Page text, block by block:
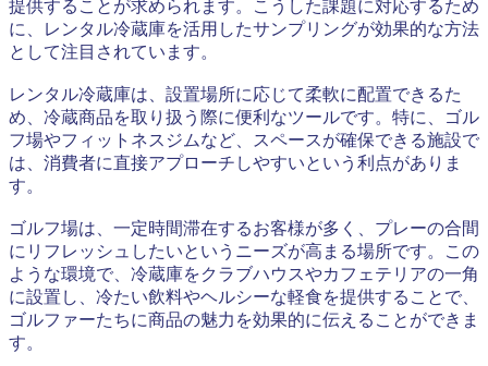
提供することが求められます。こうした課題に対応するため
に、レンタル冷蔵庫を活用したサンプリングが効果的な方法
として注目されています。
レンタル冷蔵庫は、設置場所に応じて柔軟に配置できるた
め、冷蔵商品を取り扱う際に便利なツールです。特に、ゴル
フ場やフィットネスジムなど、スペースが確保できる施設で
は、消費者に直接アプローチしやすいという利点がありま
す。
ゴルフ場は、一定時間滞在するお客様が多く、プレーの合間
にリフレッシュしたいというニーズが高まる場所です。この
ような環境で、冷蔵庫をクラブハウスやカフェテリアの一角
に設置し、冷たい飲料やヘルシーな軽食を提供することで、
ゴルファーたちに商品の魅力を効果的に伝えることができま
す。